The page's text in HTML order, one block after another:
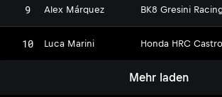
9 Alex Márquez BK8 Gresini
10 Luca Marini Honda HRC
Mehr laden